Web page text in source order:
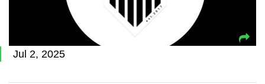
Jul 2, 2025